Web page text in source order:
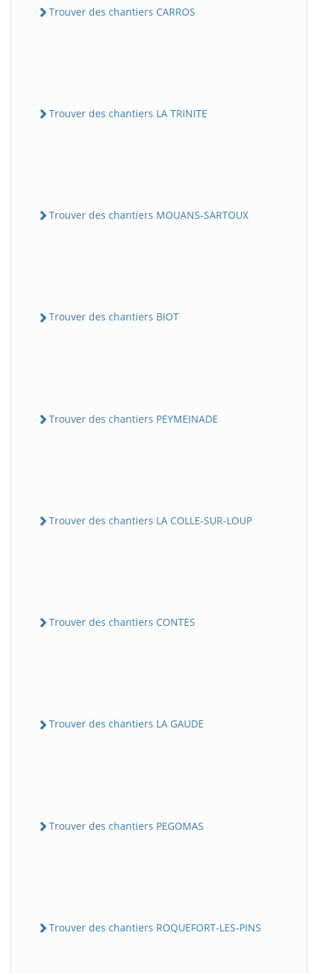
Trouver des chantiers CARROS
Trouver des chantiers LA TRINITE
Trouver des chantiers MOUANS-SARTOUX
Trouver des chantiers BIOT
Trouver des chantiers PEYMEINADE
Trouver des chantiers LA COLLE-SUR-LOUP
Trouver des chantiers CONTES
Trouver des chantiers LA GAUDE
Trouver des chantiers PEGOMAS
Trouver des chantiers ROQUEFORT-LES-PINS